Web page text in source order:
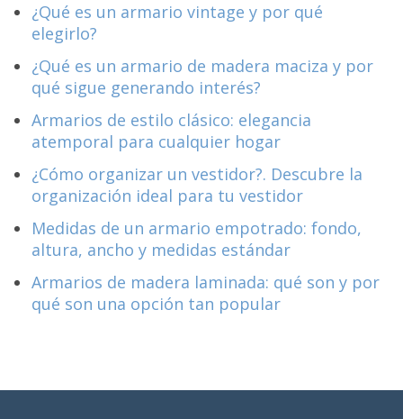
¿Qué es un armario vintage y por qué
elegirlo?
¿Qué es un armario de madera maciza y por
qué sigue generando interés?
Armarios de estilo clásico: elegancia
atemporal para cualquier hogar
¿Cómo organizar un vestidor?. Descubre la
organización ideal para tu vestidor
Medidas de un armario empotrado: fondo,
altura, ancho y medidas estándar
Armarios de madera laminada: qué son y por
qué son una opción tan popular